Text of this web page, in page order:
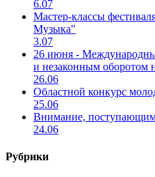
6.07
Мастер-классы
Музыка"
3.07
26 июня -
и незаконным оборотом
26.06
Областной конкурс
25.06
Внимание,
24.06
Рубрики